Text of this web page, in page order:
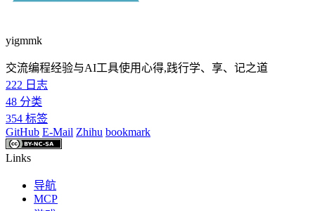
yigmmk
交流编程经验与AI工具使用心得,践行学、享、记之道
222 日志
48 分类
354 标签
GitHub E-Mail Zhihu bookmark
Links
导航
MCP